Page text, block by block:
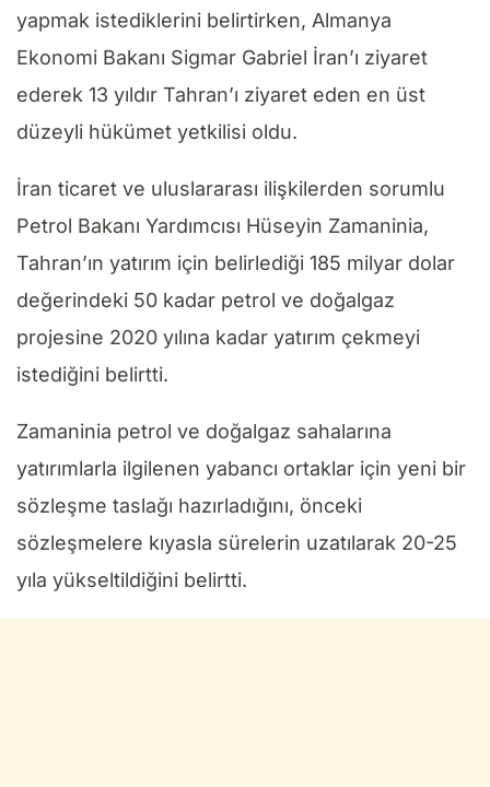
yapmak istediklerini belirtirken, Almanya
Ekonomi Bakanı Sigmar Gabriel İran’ı ziyaret
ederek 13 yıldır Tahran’ı ziyaret eden en üst
düzeyli hükümet yetkilisi oldu.
İran ticaret ve uluslararası ilişkilerden sorumlu
Petrol Bakanı Yardımcısı Hüseyin Zamaninia,
Tahran’ın yatırım için belirlediği 185 milyar dolar
değerindeki 50 kadar petrol ve doğalgaz
projesine 2020 yılına kadar yatırım çekmeyi
istediğini belirtti.
Zamaninia petrol ve doğalgaz sahalarına
yatırımlarla ilgilenen yabancı ortaklar için yeni bir
sözleşme taslağı hazırladığını, önceki
sözleşmelere kıyasla sürelerin uzatılarak 20-25
yıla yükseltildiğini belirtti.